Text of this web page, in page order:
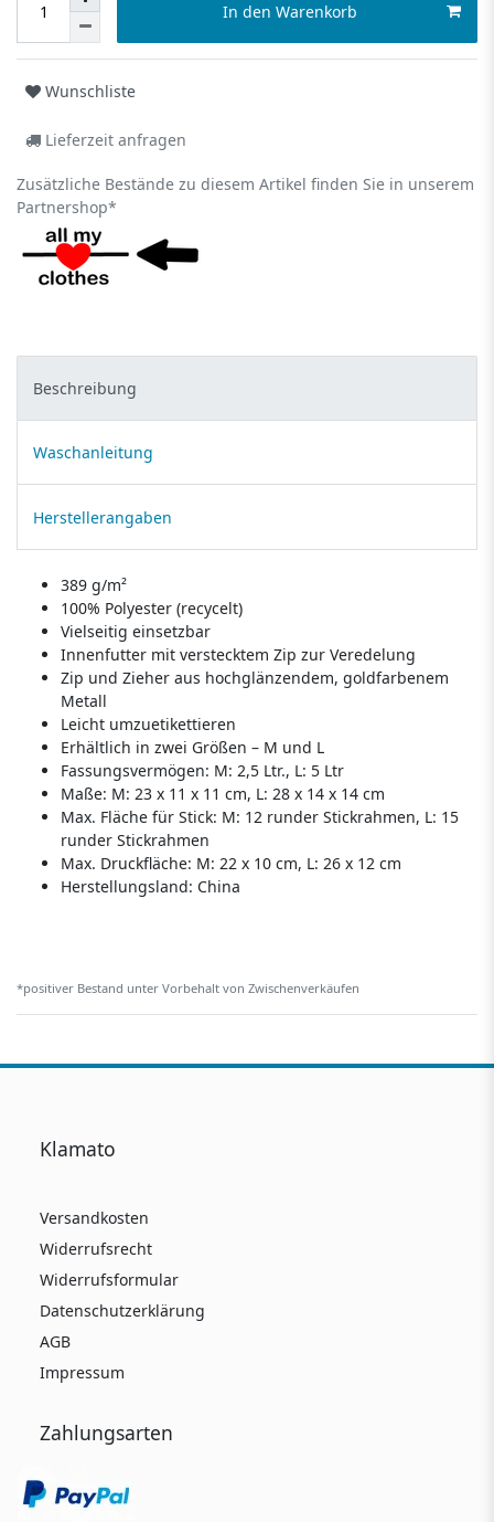
In den Warenkorb
Wunschliste
Lieferzeit anfragen
Zusätzliche Bestände zu diesem Artikel finden Sie in unserem
Partnershop*
Beschreibung
Waschanleitung
Herstellerangaben
389 g/m²
100% Polyester (recycelt)
Vielseitig einsetzbar
Innenfutter mit verstecktem Zip zur Veredelung
Zip und Zieher aus hochglänzendem, goldfarbenem
Metall
Leicht umzuetikettieren
Erhältlich in zwei Größen – M und L
Fassungsvermögen: M: 2,5 Ltr., L: 5 Ltr
Maße: M: 23 x 11 x 11 cm, L: 28 x 14 x 14 cm
Max. Fläche für Stick: M: 12 runder Stickrahmen, L: 15
runder Stickrahmen
Max. Druckfläche: M: 22 x 10 cm, L: 26 x 12 cm
Herstellungsland: China
*positiver Bestand unter Vorbehalt von Zwischenverkäufen
Klamato
Versandkosten
Widerrufsrecht
Widerrufsformular
Datenschutzerklärung
AGB
Impressum
Zahlungsarten